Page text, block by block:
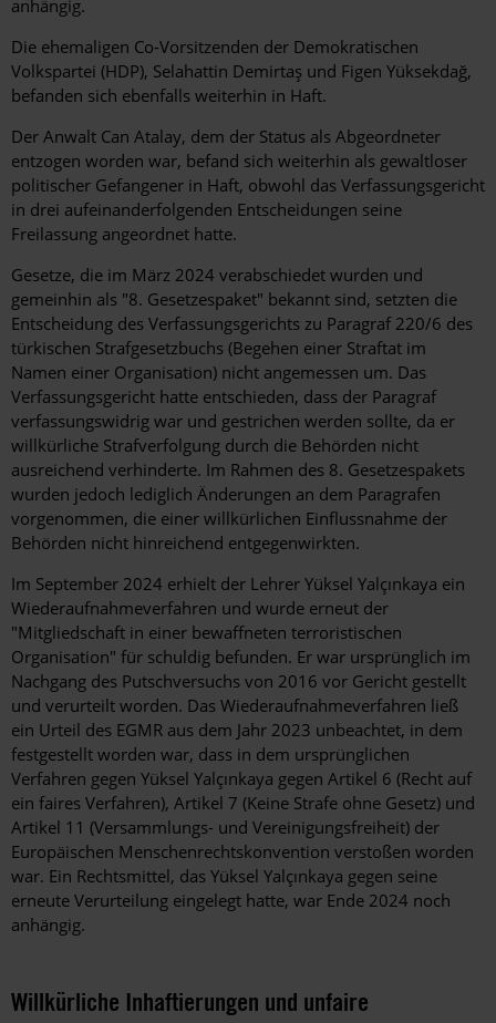
anhängig.
Die ehemaligen Co-Vorsitzenden der Demokratischen
Volkspartei (HDP), Selahattin Demirtaş und Figen Yüksekdağ,
befanden sich ebenfalls weiterhin in Haft.
Der Anwalt Can Atalay, dem der Status als Abgeordneter
entzogen worden war, befand sich weiterhin als gewaltloser
politischer Gefangener in Haft, obwohl das Verfassungsgericht
in drei aufeinanderfolgenden Entscheidungen seine
Freilassung angeordnet hatte.
Gesetze, die im März 2024 verabschiedet wurden und
gemeinhin als "8. Gesetzespaket" bekannt sind, setzten die
Entscheidung des Verfassungsgerichts zu Paragraf 220/6 des
türkischen Strafgesetzbuchs (Begehen einer Straftat im
Namen einer Organisation) nicht angemessen um. Das
Verfassungsgericht hatte entschieden, dass der Paragraf
verfassungswidrig war und gestrichen werden sollte, da er
willkürliche Strafverfolgung durch die Behörden nicht
ausreichend verhinderte. Im Rahmen des 8. Gesetzespakets
wurden jedoch lediglich Änderungen an dem Paragrafen
vorgenommen, die einer willkürlichen Einflussnahme der
Behörden nicht hinreichend entgegenwirkten.
Im September 2024 erhielt der Lehrer Yüksel Yalçınkaya ein
Wiederaufnahmeverfahren und wurde erneut der
"Mitgliedschaft in einer bewaffneten terroristischen
Organisation" für schuldig befunden. Er war ursprünglich im
Nachgang des Putschversuchs von 2016 vor Gericht gestellt
und verurteilt worden. Das Wiederaufnahmeverfahren ließ
ein Urteil des EGMR aus dem Jahr 2023 unbeachtet, in dem
festgestellt worden war, dass in dem ursprünglichen
Verfahren gegen Yüksel Yalçınkaya gegen Artikel 6 (Recht auf
ein faires Verfahren), Artikel 7 (Keine Strafe ohne Gesetz) und
Artikel 11 (Versammlungs- und Vereinigungsfreiheit) der
Europäischen Menschenrechtskonvention verstoßen worden
war. Ein Rechtsmittel, das Yüksel Yalçınkaya gegen seine
erneute Verurteilung eingelegt hatte, war Ende 2024 noch
anhängig.
Willkürliche Inhaftierungen und unfaire